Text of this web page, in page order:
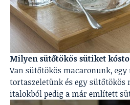
Milyen sütőtökös sütiket
Van sütőtökös macaronunk,
tortaszeletünk és egy sütőtökös
italokból pedig a már említett